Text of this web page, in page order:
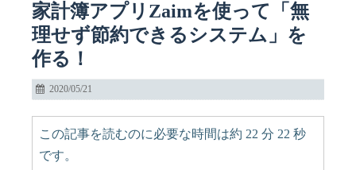
家計簿アプリZaimを使って「無
理せず節約できるシステム」を
作る！
2020/05/21
この記事を読むのに必要な時間は約 22 分 22 秒
です。